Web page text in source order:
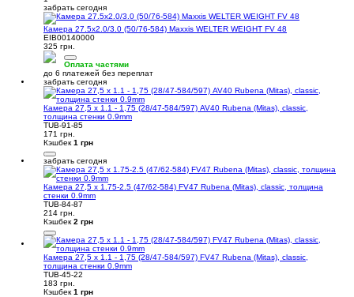
забрать сегодня
Камера 27.5x2.0/3.0 (50/76-584) Maxxis WELTER WEIGHT FV 48
EIB00140000
325 грн.
Оплата частями
до 6 платежей без переплат
забрать сегодня
Камера 27,5 х 1.1 - 1,75 (28/47-584/597) AV40 Rubena (Mitas), classic,
толщина стенки 0.9mm
TUB-91-85
171 грн.
Кэшбек 1 грн
забрать сегодня
Камера 27,5 x 1.75-2.5 (47/62-584) FV47 Rubena (Mitas), classic, толщина
стенки 0.9mm
TUB-84-87
214 грн.
Кэшбек 2 грн
Камера 27,5 х 1.1 - 1,75 (28/47-584/597) FV47 Rubena (Mitas), classic,
толщина стенки 0.9mm
TUB-45-22
183 грн.
Кэшбек 1 грн